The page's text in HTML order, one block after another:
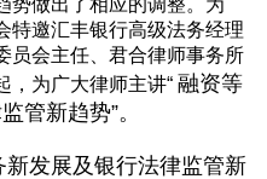
势做出了相应的调整。为
特邀汇丰银行高级法务经理
员会主任、君合律师事务所
，为广大律师主讲“ 融资等
管新趋势”。
新发展及银行法律监管新